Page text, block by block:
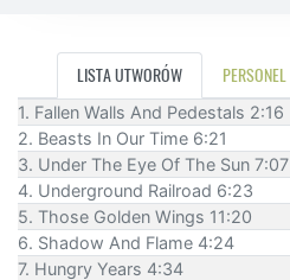
LISTA UTWORÓW PERSONEL
1. Fallen Walls And Pedestals 2:16
2. Beasts In Our Time 6:21
3. Under The Eye Of The Sun 7:07
4. Underground Railroad 6:23
5. Those Golden Wings 11:20
6. Shadow And Flame 4:24
7. Hungry Years 4:34